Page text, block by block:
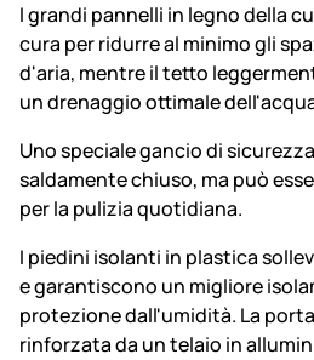
I grandi pannelli in legno della
cura per ridurre al minimo gli
d'aria, mentre il tetto
un drenaggio ottimale
Uno speciale gancio di
saldamente chiuso, ma può
per la pulizia quotidiana.
I piedini isolanti in plastica
e garantiscono un migliore
protezione dall'umidità. La
rinforzata da un telaio in